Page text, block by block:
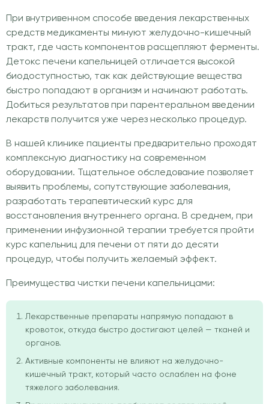
При внутривенном способе введения лекарственных
средств медикаменты минуют желудочно-кишечный
тракт, где часть компонентов расщепляют ферменты.
Детокс печени капельницей отличается высокой
биодоступностью, так как действующие вещества
быстро попадают в организм и начинают работать.
Добиться результатов при парентеральном введении
лекарств получится уже через несколько процедур.
В нашей клинике пациенты предварительно проходят
комплексную диагностику на современном
оборудовании. Тщательное обследование позволяет
выявить проблемы, сопутствующие заболевания,
разработать терапевтический курс для
восстановления внутреннего органа. В среднем, при
применении инфузионной терапии требуется пройти
курс капельниц для печени от пяти до десяти
процедур, чтобы получить желаемый эффект.
Преимущества чистки печени капельницами:
Лекарственные препараты напрямую попадают в
кровоток, откуда быстро достигают целей — тканей и
органов.
Активные компоненты не влияют на желудочно-
кишечный тракт, который часто ослаблен на фоне
тяжелого заболевания.